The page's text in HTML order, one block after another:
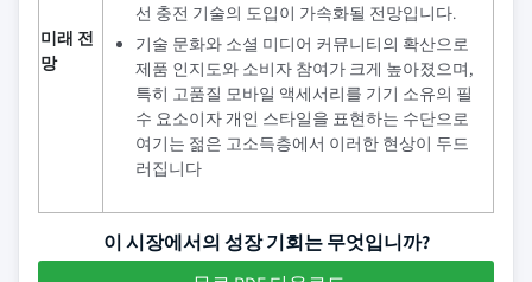
미래 전
망
선 충전 기술의 도입이 가속화될 전망입니다.
기술 문화와 소셜 미디어 커뮤니티의 확산으로
제품 인지도와 소비자 참여가 크게 높아졌으며,
특히 고품질 모바일 액세서리를 기기 소유의 필
수 요소이자 개인 스타일을 표현하는 수단으로
여기는 젊은 고소득층에서 이러한 현상이 두드
러집니다
이 시장에서의 성장 기회는 무엇입니까?